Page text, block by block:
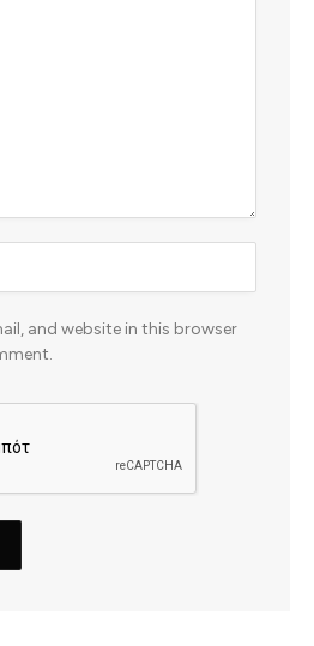
and website in this browser